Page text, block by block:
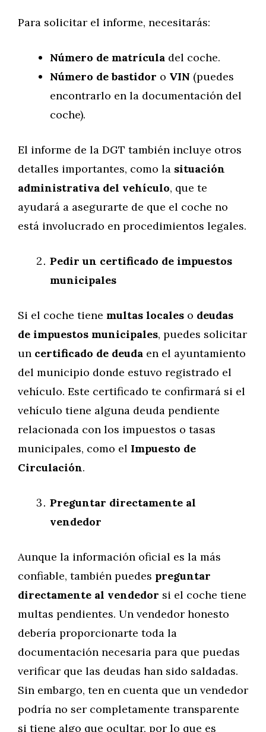
Para solicitar el informe, necesitarás:
Número de matrícula del coche.
Número de bastidor o VIN (puedes
encontrarlo en la documentación del
coche).
El informe de la DGT también incluye otros
detalles importantes, como la situación
administrativa del vehículo, que te
ayudará a asegurarte de que el coche no
está involucrado en procedimientos legales.
Pedir un certificado de impuestos
municipales
Si el coche tiene multas locales o deudas
de impuestos municipales, puedes solicitar
un certificado de deuda en el ayuntamiento
del municipio donde estuvo registrado el
vehículo. Este certificado te confirmará si el
vehículo tiene alguna deuda pendiente
relacionada con los impuestos o tasas
municipales, como el Impuesto de
Circulación.
Preguntar directamente al
vendedor
Aunque la información oficial es la más
confiable, también puedes preguntar
directamente al vendedor si el coche tiene
multas pendientes. Un vendedor honesto
debería proporcionarte toda la
documentación necesaria para que puedas
verificar que las deudas han sido saldadas.
Sin embargo, ten en cuenta que un vendedor
podría no ser completamente transparente
si tiene algo que ocultar, por lo que es